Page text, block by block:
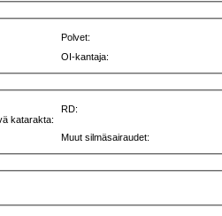
Polvet:
OI-kantaja:
katarakta:
RD:
Muut silmäsairaudet: